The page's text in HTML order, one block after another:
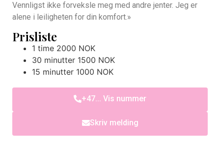
Vennligst ikke forveksle meg med andre jenter. Jeg er
alene i leiligheten for din komfort.»
Prisliste
1 time 2000 NOK
30 minutter 1500 NOK
15 minutter 1000 NOK
+47... Vis nummer
Skriv melding